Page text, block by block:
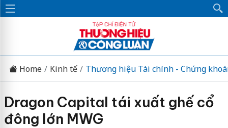
Home Kinh tế Thương hiệu Tài chính - Chứng
Dragon Capital tái xuất ghế cổ
đông lớn MWG